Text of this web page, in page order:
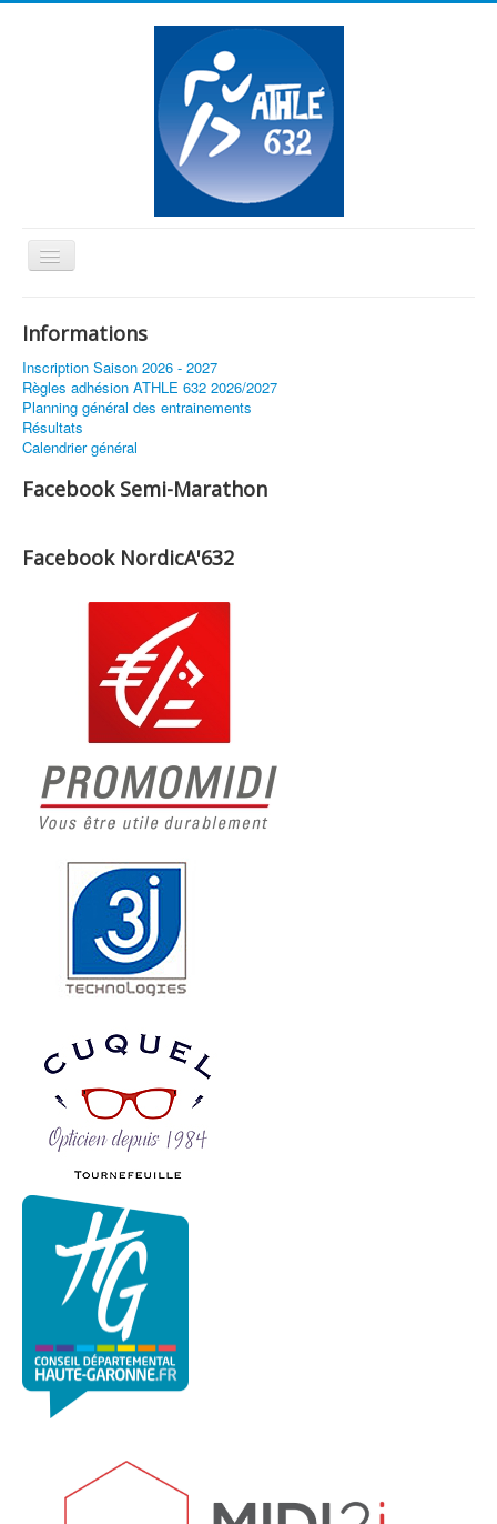
Basculer
la
Vous êtes ici :
Informations
Inscription Saison 2026 - 2027
Règles adhésion ATHLE 632 2026/2027
Planning général des entrainements
Résultats
Calendrier général
Facebook Semi-Marathon
Facebook NordicA'632